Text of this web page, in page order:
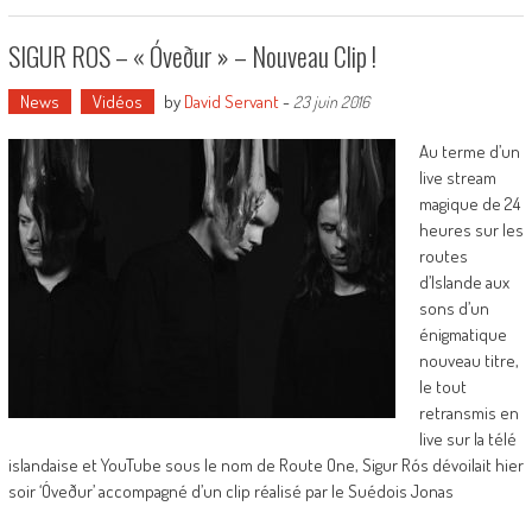
SIGUR ROS – « Óveður » – Nouveau Clip !
News Vidéos by David Servant- 23 juin 2016
Au terme d’un
live stream
magique de 24
heures sur les
routes
d’Islande aux
sons d’un
énigmatique
nouveau titre,
le tout
retransmis en
live sur la télé
islandaise et YouTube sous le nom de Route One, Sigur Rós dévoilait hier
soir ‘Óveður’ accompagné d’un clip réalisé par le Suédois Jonas